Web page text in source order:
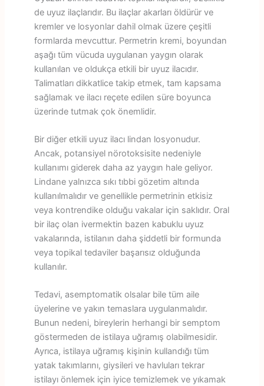
de uyuz ilaçlarıdır. Bu ilaçlar akarları öldürür ve
kremler ve losyonlar dahil olmak üzere çeşitli
formlarda mevcuttur. Permetrin kremi, boyundan
aşağı tüm vücuda uygulanan yaygın olarak
kullanılan ve oldukça etkili bir uyuz ilacıdır.
Talimatları dikkatlice takip etmek, tam kapsama
sağlamak ve ilacı reçete edilen süre boyunca
üzerinde tutmak çok önemlidir.
Bir diğer etkili uyuz ilacı lindan losyonudur.
Ancak, potansiyel nörotoksisite nedeniyle
kullanımı giderek daha az yaygın hale geliyor.
Lindane yalnızca sıkı tıbbi gözetim altında
kullanılmalıdır ve genellikle permetrinin etkisiz
veya kontrendike olduğu vakalar için saklıdır. Oral
bir ilaç olan ivermektin bazen kabuklu uyuz
vakalarında, istilanın daha şiddetli bir formunda
veya topikal tedaviler başarısız olduğunda
kullanılır.
Tedavi, asemptomatik olsalar bile tüm aile
üyelerine ve yakın temaslara uygulanmalıdır.
Bunun nedeni, bireylerin herhangi bir semptom
göstermeden de istilaya uğramış olabilmesidir.
Ayrıca, istilaya uğramış kişinin kullandığı tüm
yatak takımlarını, giysileri ve havluları tekrar
istilayı önlemek için iyice temizlemek ve yıkamak